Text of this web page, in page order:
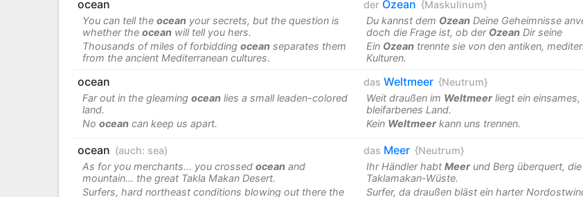
ocean der Ozean {Maskulinum}
You can tell the oceanyour secrets, but the question is
whether the oceanwill tell you hers.
Du kannst dem OzeanDeine Geheimnisse
doch die Frage ist, ob der OzeanDir seine
Thousands of miles of forbidding oceanseparates them
from the ancient Mediterranean cultures.
Ein Ozeantrennte sie von den antiken,
Kulturen.
ocean das Weltmeer {Neutrum}
Far out in the gleaming oceanlies a small leaden-colored
land.
Weit draußen im Weltmeerliegt ein einsames,
bleifarbenes Land.
No oceancan keep us apart. Kein Weltmeerkann uns trennen.
ocean (auch: sea) das Meer {Neutrum}
As for you merchants... you crossed oceanand
mountain... the great Takla Makan Desert.
Ihr Händler habt Meerund Berg überquert,
Taklamakan-Wüste.
Surfers, hard northeast conditions blowing out there the
Surfer, da draußen bläst ein harter